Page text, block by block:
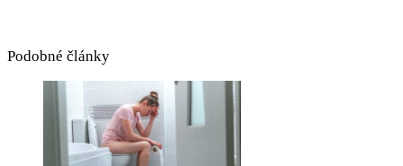
Podobné články